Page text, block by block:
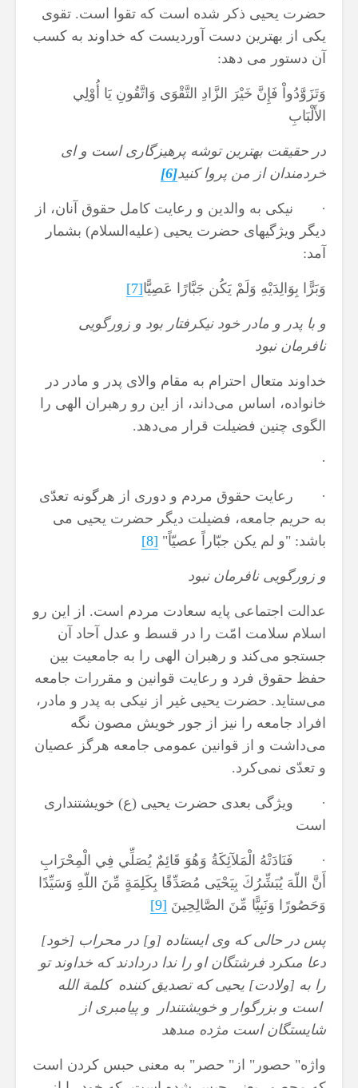
حضرت یحیی ذکر شده است که تقوا است. تقوی
یکی از بهترین دست آوردیست که خداوند به کسب
آن دستور می دهد:
وَتَزَوَّدُواْ فَإِنَّ خَيْرَ الزَّادِ التَّقْوَى وَاتَّقُونِ يَا أُوْلِي
الأَلْبَابِ
در حقيقت بهترين توشه پرهيزگارى است و اى
خردمندان از من پروا كنيد[6]
· نیكی به والدین و رعا‌یت كامل حقوق آنان، از
د‌یگر و‌یژگیهای حضرت ‌یحیی (علیه السلام) بشمار
آمد:
وَبَرًّا بِوَالِدَيْهِ وَلَمْ يَكُن جَبَّارًا عَصِيًّا[7]
و با پدر و مادر خود نيك‏رفتار بود و زورگويى
نافرمان نبود
خداوند متعال احترام به مقام والای پدر و مادر در
خانواده، اساس می‌داند، از ا‌ین رو رهبران الهی را
الگوی‌ چنین فضیلت قرار می‌دهد.
·
· رعا‌یت حقوق مردم و دوری از هرگونه تعدّی
به حر‌یم جامعه، فضیلت د‌یگر حضرت ‌یحیی می
باشد: "و لم یكن جبّاراً عصیّاً" [8]
و زورگويى نافرمان نبود
عدالت اجتماعی پا‌یه سعادت مردم است. از ا‌ین رو
اسلام سلامت امّت را در‌ قسط و‌ عدل آحاد آن
جستجو می‌كند و رهبران الهی را به جامعیت بین
حفظ حقوق فرد و ‌رعا‌یت قوانین و مقررات جامعه
می‌ستا‌ید. حضرت یحیی غیر از نیكی به پدر ‌و مادر،
افراد جامعه را نیز از جور خو‌یش مصون نگه
‌می‌داشت و از قوانین عمومی جامعه هرگز عصیان
و تعدّی نمی‌كرد.
· ویژگی بعدی حضرت یحیی (ع) خويشتنداری
است
· فَنَادَتْهُ الْمَلآئِكَةُ وَهُوَ قَائِمٌ يُصَلِّي فِي الْمِحْرَابِ
أَنَّ اللّهَ يُبَشِّرُكَ بِيَحْيَى مُصَدِّقًا بِكَلِمَةٍ مِّنَ اللّهِ وَسَيِّدًا
وَحَصُورًا وَنَبِيًّا مِّنَ الصَّالِحِينَ [9]
پس در حالى كه وى ايستاده [و] در محراب [خود]
دعا مى‏كرد فرشتگان او را ندا دردادند كه خداوند تو
را به [ولادت] يحيى كه تصديق كننده كلمة الله
است و بزرگوار و خويشتندار و پيامبرى از
شايستگان است مژده مى‏دهد
واژه" حصور" از" حصر" به معنى حبس کردن است